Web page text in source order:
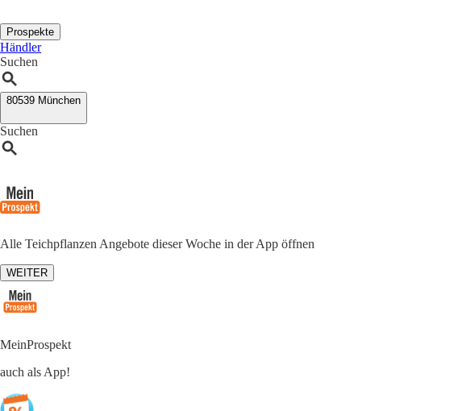
Prospekte
Händler
Suchen
80539 München
Suchen
Alle Teichpflanzen Angebote dieser Woche in der App öffnen
WEITER
MeinProspekt
auch als App!